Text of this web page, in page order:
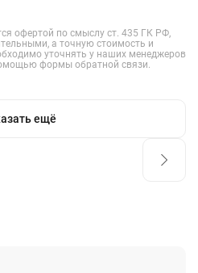
офертой по смыслу ст. 435 ГК РФ,
а точную стоимость и
уточнять у наших менеджеров
формы обратной связи.
ещё